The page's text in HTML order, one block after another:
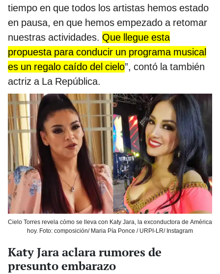
tiempo en que todos los artistas hemos estado
en pausa, en que hemos empezado a retomar
nuestras actividades. Que llegue esta
propuesta para conducir un programa musical
es un regalo caído del cielo”, contó la también
actriz a La República.
Cielo Torres revela cómo se lleva con Katy Jara, la exconductora de América
hoy. Foto: composición/ Maria Pía Ponce / URPI-LR/ Instagram
Katy Jara aclara rumores de
presunto embarazo